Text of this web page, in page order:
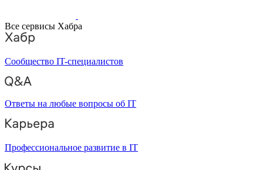
Все сервисы Хабра
Сообщество IT-специалистов
Ответы на любые вопросы об IT
Профессиональное развитие в IT